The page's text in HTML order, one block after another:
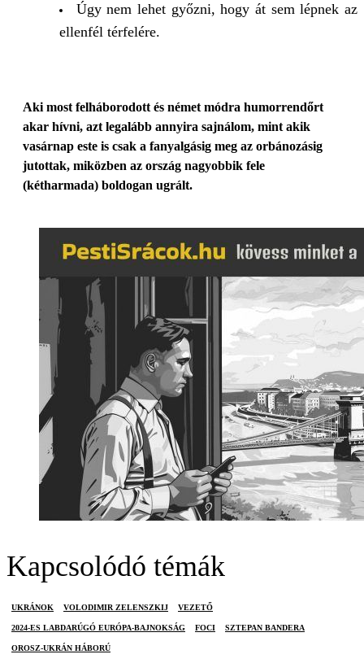
Úgy nem lehet győzni, hogy át sem lépnek az
ellenfél térfelére.
Aki most felháborodott és német módra humorrendőrt
akar hívni, azt legalább annyira sajnálom, mint akik
vasárnap este is csak a fanyalgásig meg az orbánozásig
jutottak, miközben az ország nagyobbik fele
(kétharmada) boldogan ugrált.
Kapcsolódó témák
UKRÁNOK VOLODIMIR ZELENSZKIJ VEZETŐ
2024-ES LABDARÚGÓ EURÓPA-BAJNOKSÁG FOCI SZTEPAN BANDERA
OROSZ-UKRÁN HÁBORÚ